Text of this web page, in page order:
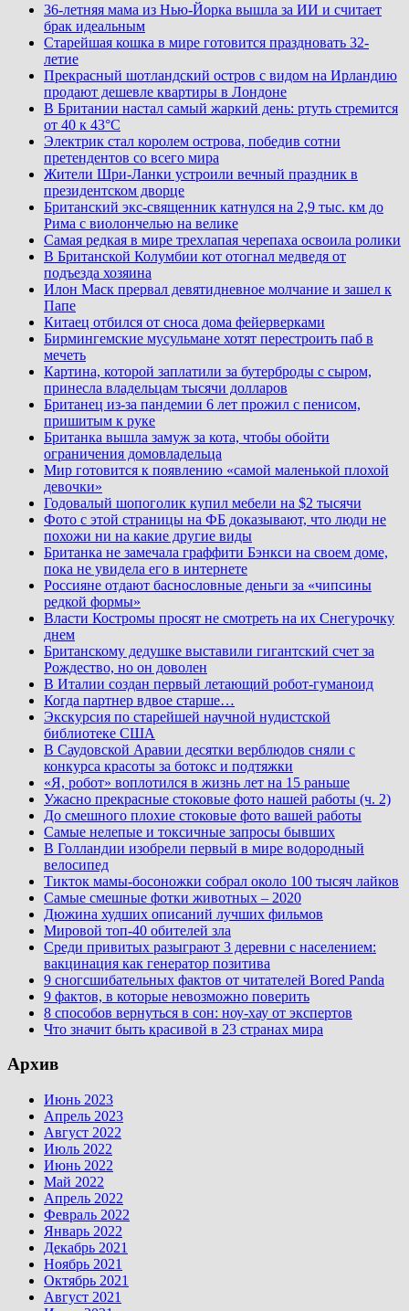
36-летняя мама из Нью-Йорка вышла за ИИ и считает
брак идеальным
Старейшая кошка в мире готовится праздновать 32-
летие
Прекрасный шотландский остров с видом на Ирландию
продают дешевле квартиры в Лондоне
В Британии настал самый жаркий день: ртуть стремится
от 40 к 43°C
Электрик стал королем острова, победив сотни
претендентов со всего мира
Жители Шри-Ланки устроили вечный праздник в
президентском дворце
Британский экс-священник катнулся на 2,9 тыс. км до
Рима с виолончелью на велике
Самая редкая в мире трехлапая черепаха освоила ролики
В Британской Колумбии кот отогнал медведя от
подъезда хозяина
Илон Маск прервал девятидневное молчание и зашел к
Папе
Китаец отбился от сноса дома фейерверками
Бирмингемские мусульмане хотят перестроить паб в
мечеть
Картина, которой заплатили за бутерброды с сыром,
принесла владельцам тысячи долларов
Британец из-за пандемии 6 лет прожил с пенисом,
пришитым к руке
Британка вышла замуж за кота, чтобы обойти
ограничения домовладельца
Мир готовится к появлению «самой маленькой плохой
девочки»
Годовалый шопоголик купил мебели на $2 тысячи
Фото с этой страницы на ФБ доказывают, что люди не
похожи ни на какие другие виды
Британка не замечала граффити Бэнкси на своем доме,
пока не увидела его в интернете
Россияне отдают баснословные деньги за «чипсины
редкой формы»
Власти Костромы просят не смотреть на их Снегурочку
днем
Британскому дедушке выставили гигантский счет за
Рождество, но он доволен
В Италии создан первый летающий робот-гуманоид
Когда партнер вдвое старше…
Экскурсия по старейшей научной нудистской
библиотеке США
В Саудовской Аравии десятки верблюдов сняли с
конкурса красоты за ботокс и подтяжки
«Я, робот» воплотился в жизнь лет на 15 раньше
Ужасно прекрасные стоковые фото нашей работы (ч. 2)
До смешного плохие стоковые фото вашей работы
Самые нелепые и токсичные запросы бывших
В Голландии изобрели первый в мире водородный
велосипед
Тикток мамы-босоножки собрал около 100 тысяч лайков
Самые смешные фотки животных – 2020
Дюжина худших описаний лучших фильмов
Мировой топ-40 обителей зла
Среди привитых разыграют 3 деревни с населением:
вакцинация как генератор позитива
9 сногсшибательных фактов от читателей Bored Panda
9 фактов, в которые невозможно поверить
8 способов вернуться в сон: ноу-хау от экспертов
Что значит быть красивой в 23 странах мира
Архив
Июнь 2023
Апрель 2023
Август 2022
Июль 2022
Июнь 2022
Май 2022
Апрель 2022
Февраль 2022
Январь 2022
Декабрь 2021
Ноябрь 2021
Октябрь 2021
Август 2021